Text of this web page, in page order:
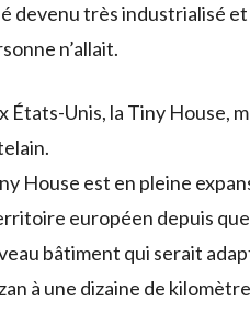
devenu très industrialisé
n’allait.
États-Unis, la Tiny House,
House est en pleine
européen depuis
bâtiment qui serait
à une dizaine de